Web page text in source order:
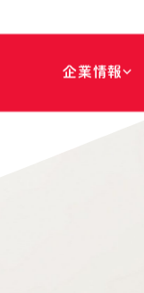
企業情報